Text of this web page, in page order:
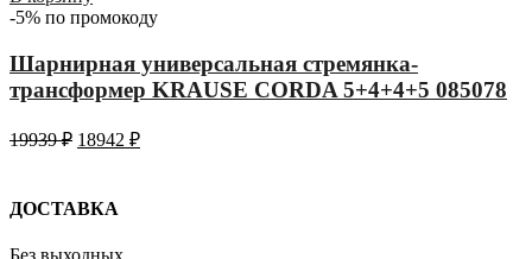
-5% по промокоду
Шарнирная универсальная стремянка-
трансформер KRAUSE CORDA 5+4+4+5 085078
19939₽ 18942 ₽
ДОСТАВКА